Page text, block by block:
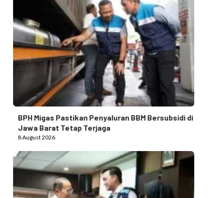
BPH Migas Pastikan Penyaluran BBM Bersubsidi di
Jawa Barat Tetap Terjaga
8 August 2026